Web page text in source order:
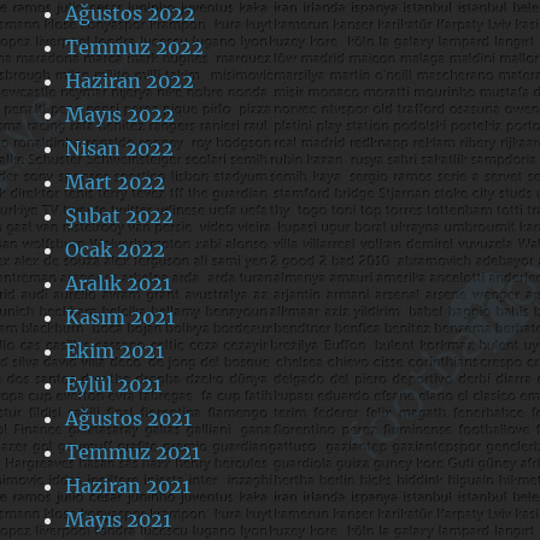
Ağustos 2022
Temmuz 2022
Haziran 2022
Mayıs 2022
Nisan 2022
Mart 2022
Şubat 2022
Ocak 2022
Aralık 2021
Kasım 2021
Ekim 2021
Eylül 2021
Ağustos 2021
Temmuz 2021
Haziran 2021
Mayıs 2021